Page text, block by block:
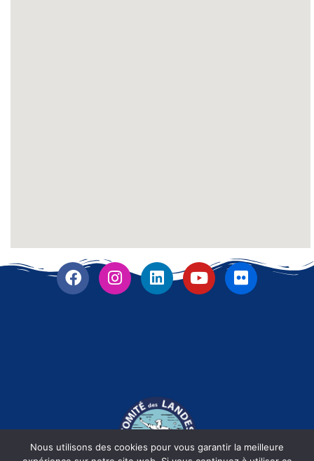
Nous utilisons des cookies pour vous garantir la meilleure